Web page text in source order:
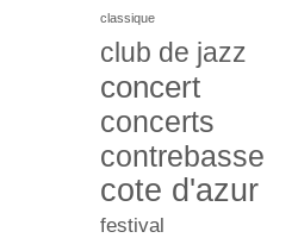
classique
club de jazz
concert
concerts
contrebasse
cote d'azur
festival